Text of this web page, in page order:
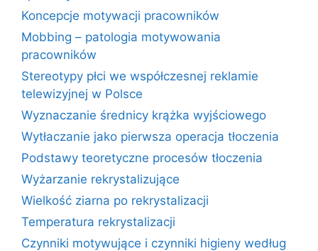
Koncepcje motywacji pracowników
Mobbing – patologia motywowania
pracowników
Stereotypy płci we współczesnej reklamie
telewizyjnej w Polsce
Wyznaczanie średnicy krążka wyjściowego
Wytłaczanie jako pierwsza operacja tłoczenia
Podstawy teoretyczne procesów tłoczenia
Wyżarzanie rekrystalizujące
Wielkość ziarna po rekrystalizacji
Temperatura rekrystalizacji
Czynniki motywujące i czynniki higieny według